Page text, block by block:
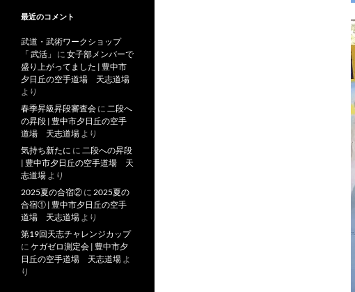
最近のコメント
武道・武術ワークショップ
「 武活」
に 女子部メンバーで
盛り上がってました | 豊中市
夕日丘の空手道場 天志道場
より
春季昇級昇段審査会 に 二段へ
の昇段 | 豊中市夕日丘の空手
道場 天志道場 より
気持ち新たに に 二段への昇段
| 豊中市夕日丘の空手道場 天
志道場 より
2025夏の合宿② に 2025夏の
合宿① | 豊中市夕日丘の空手
道場 天志道場 より
第19回天志チャレンジカップ
に ケガゼロ測定会 | 豊中市夕
日丘の空手道場 天志道場 よ
り